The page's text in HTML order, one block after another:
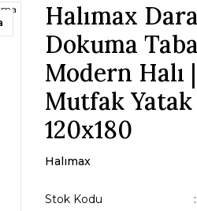
Halımax
Dokuma
Modern Halı
Mutfak Yatak
120x180
Halımax
Stok Kodu